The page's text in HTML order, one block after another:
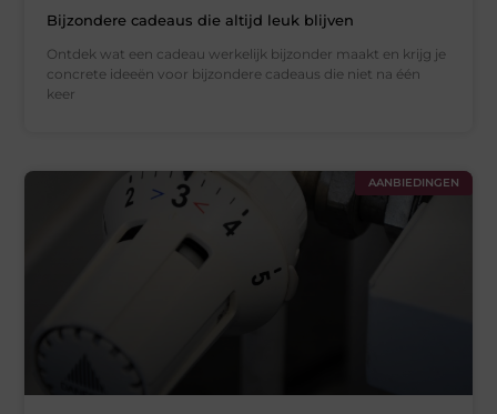
Bijzondere cadeaus die altijd leuk blijven
Ontdek wat een cadeau werkelijk bijzonder maakt en krijg je
concrete ideeën voor bijzondere cadeaus die niet na één
keer
AANBIEDINGEN